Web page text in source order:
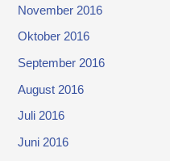
November 2016
Oktober 2016
September 2016
August 2016
Juli 2016
Juni 2016